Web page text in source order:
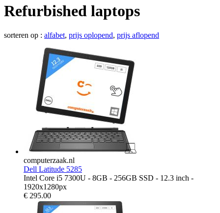
Refurbished laptops
sorteren op : alfabet, prijs oplopend, prijs aflopend
computerzaak.nl
Dell Latitude 5285
Intel Core i5 7300U - 8GB - 256GB SSD - 12.3 inch -
1920x1280px
€ 295.00